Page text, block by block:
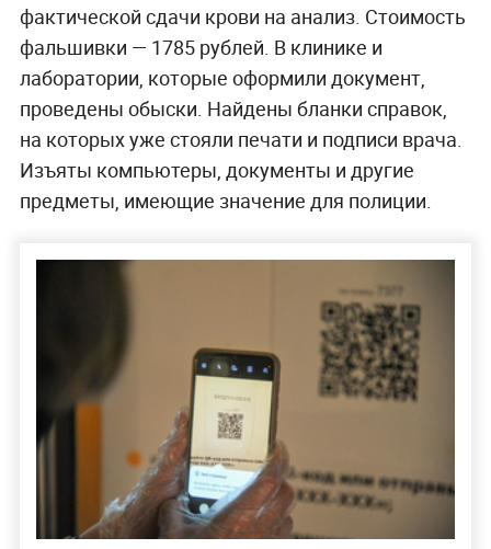
фактической сдачи крови на анализ. Стоимость
фальшивки — 1785 рублей. В клинике и
лаборатории, которые оформили документ,
проведены обыски. Найдены бланки справок,
на которых уже стояли печати и подписи врача.
Изъяты компьютеры, документы и другие
предметы, имеющие значение для полиции.